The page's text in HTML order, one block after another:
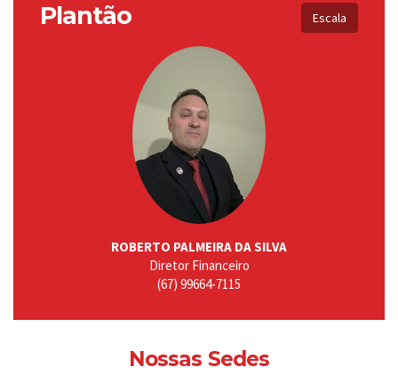
Plantão Escala
ROBERTO PALMEIRA DA SILVA
Diretor Financeiro
(67) 99664-7115
Nossas Sedes